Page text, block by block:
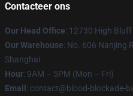
Contacteer ons
Our Head Office: 12730 High Bluff
Our Warehouse: No. 606 Nanjing
Shanghai
Hour: 9AM – 5PM (Mon – Fri)
Email : contact@blood-blockade-